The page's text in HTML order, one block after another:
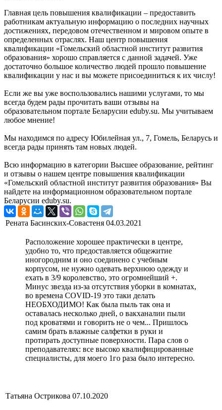
Главная цель повышения квалификации – предоставить
работникам актуальную информацию о последних научных
достижениях, передовом отечественном и мировом опыте в
определенных отраслях. Наш центр повышения
квалификации «Гомельский областной институт развития
образования» хорошо справляется с данной задачей. Уже
достаточно большое количество людей прошло повышение
квалификации у нас и вы можете присоединиться к их числу!
Если же вы уже воспользовались нашими услугами, то мы
всегда будем рады прочитать ваши отзывы на
образовательном портале Беларусии eduby.su. Мы учитываем
любое мнение!
Мы находимся по адресу Юбилейная ул., 7, Гомель, Беларусь и
всегда рады принять там новых людей.
Всю информацию в категории Высшее образование, рейтинг
и отзывы о нашем центре повышения квалификации
«Гомельский областной институт развития образования» Вы
найдете на информационном образовательном портале
Беларусии eduby.su.
Рената Басинских-Совастеня 04.03.2021
Расположение хорошее практически в центре,
удобно то, что предоставляется общежитие
иногородним и оно соединено с учебным
корпусом, не нужно одевать верхнюю одежду и
ехать в 3/9 королевство, это огромнейший +.
Минус звезда из-за отсутствия уборки в комнатах,
во времена COVID-19 это таки делать
НЕОБХОДИМО! Как была пыль так она и
оставалась несколько дней, о вакханалии пыли
под кроватями и говорить не о чем... Пришлось
самим брать влажные салфетки в руки и
протирать доступные поверхности. Пара слов о
преподавателях: все высоко квалифицированные
специалисты, для моего 1го раза было интересно.
Татьяна Острикова 07.10.2020